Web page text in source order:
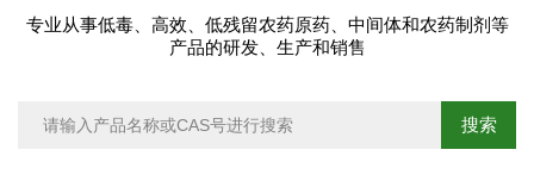
专业从事低毒、高效、低残留农药原药、中间体和农药制剂等
产品的研发、生产和销售